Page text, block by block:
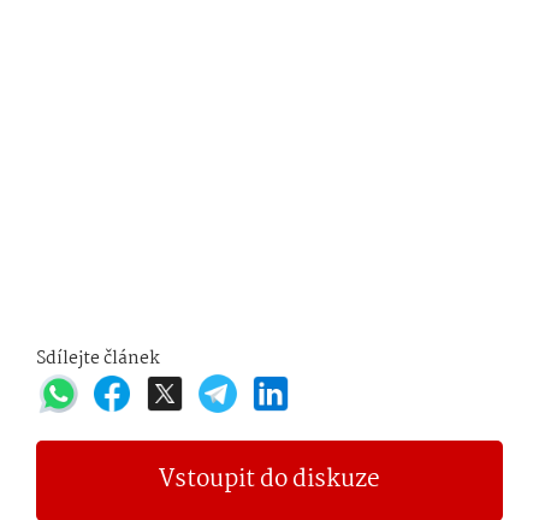
Sdílejte článek
Vstoupit do diskuze